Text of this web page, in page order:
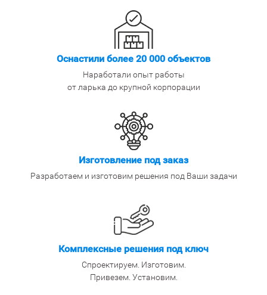
Оснастили более 20 000 объектов
Наработали опыт работы
от ларька до крупной корпорации
Изготовление под заказ
Разработаем и изготовим решения под Ваши задачи
Комплексные решения под ключ
Спроектируем. Изготовим.
Привезем. Установим.